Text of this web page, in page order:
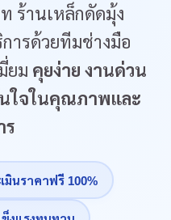
ร้านเหล็กดัดมุ้ง
ารด้วยทีมช่างมือ
ยม คุยง่าย งานด่วน
นใจในคุณภาพและ
ร
มินราคาฟรี 100%